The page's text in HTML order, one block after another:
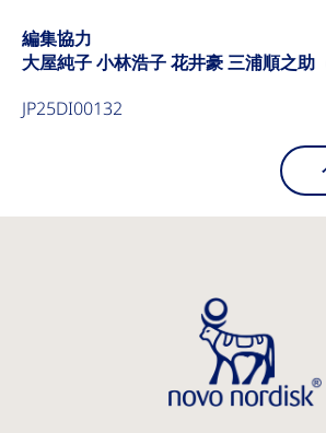
編集協力
大屋純子 小林浩子 花井豪 三浦順之助
JP25DI00132